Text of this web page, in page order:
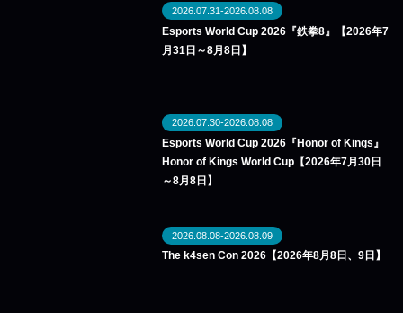
2026.07.31-2026.08.08
Esports World Cup 2026『鉄拳8』【2026年7
月31日～8月8日】
2026.07.30-2026.08.08
Esports World Cup 2026『Honor of Kings』
Honor of Kings World Cup【2026年7月30日
～8月8日】
2026.08.08-2026.08.09
The k4sen Con 2026【2026年8月8日、9日】